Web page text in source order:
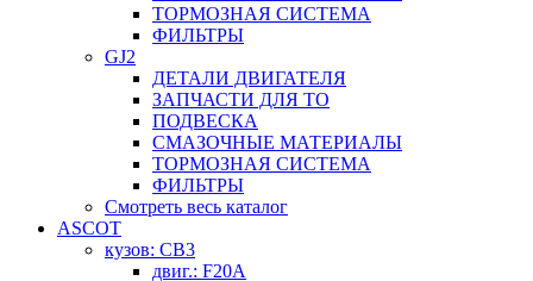
ТОРМОЗНАЯ СИСТЕМА
ФИЛЬТРЫ
GJ2
ДЕТАЛИ ДВИГАТЕЛЯ
ЗАПЧАСТИ ДЛЯ ТО
ПОДВЕСКА
СМАЗОЧНЫЕ МАТЕРИАЛЫ
ТОРМОЗНАЯ СИСТЕМА
ФИЛЬТРЫ
Смотреть весь каталог
ASCOT
кузов: CB3
двиг.: F20A